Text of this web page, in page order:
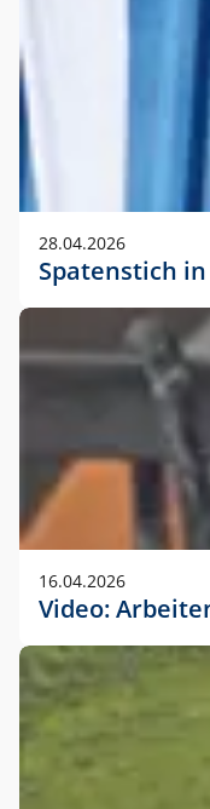
28.04.2026
Spatenstich
16.04.2026
Video: